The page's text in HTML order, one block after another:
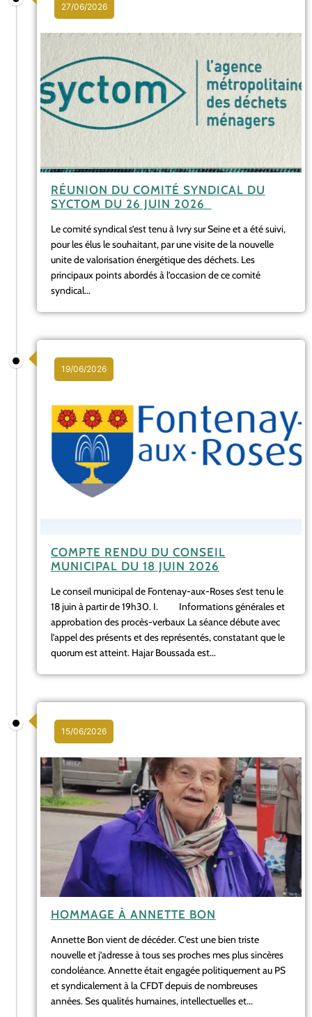
27/06/2026
RÉUNION DU COMITÉ SYNDICAL DU
SYCTOM DU 26 JUIN 2026
Le comité syndical s’est tenu à Ivry sur Seine et a été suivi,
pour les élus le souhaitant, par une visite de la nouvelle
unite de valorisation énergétique des déchets. Les
principaux points abordés à l’occasion de ce comité
syndical...
19/06/2026
COMPTE RENDU DU CONSEIL
MUNICIPAL DU 18 JUIN 2026
Le conseil municipal de Fontenay-aux-Roses s’est tenu le
18 juin à partir de 19h30. I. Informations générales et
approbation des procès-verbaux La séance débute avec
l’appel des présents et des représentés, constatant que le
quorum est atteint. Hajar Boussada est...
15/06/2026
HOMMAGE À ANNETTE BON
Annette Bon vient de décéder. C’est une bien triste
nouvelle et j’adresse à tous ses proches mes plus sincères
condoléance. Annette était engagée politiquement au PS
et syndicalement à la CFDT depuis de nombreuses
années. Ses qualités humaines, intellectuelles et...